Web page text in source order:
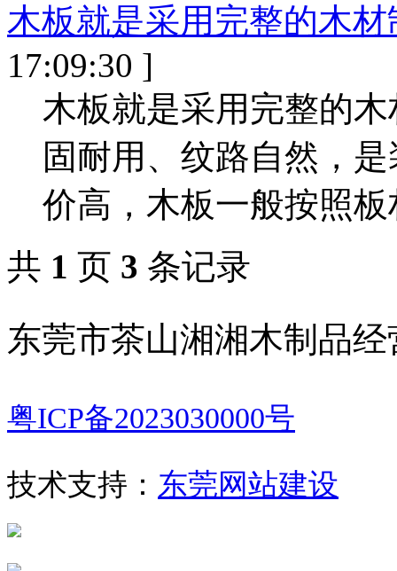
木板就是采用完整的木
17:09:30 ]
木板就是采用完整的
固耐用、纹路自然，
价高，木板一般按照板
共 1 页 3 条记录
东莞市茶山湘湘木制品经
粤ICP备2023030000号
技术支持： 东莞网站建设